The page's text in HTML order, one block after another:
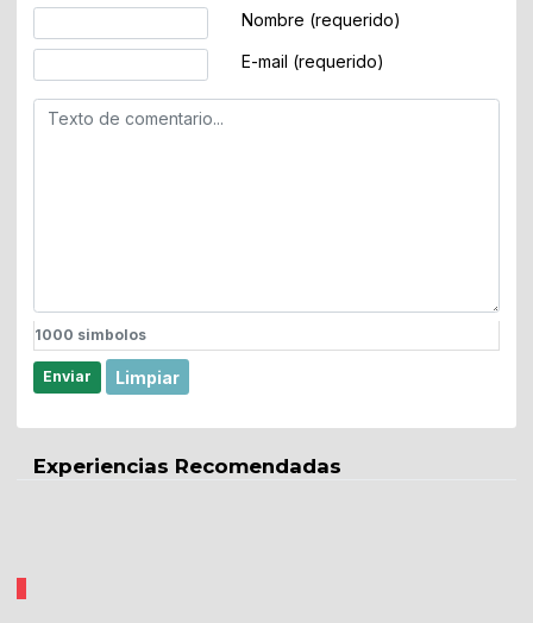
Nombre (requerido)
E-mail (requerido)
1000 simbolos
Enviar Limpiar
Experiencias Recomendadas